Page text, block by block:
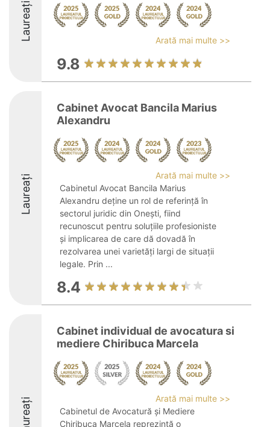
Laureați Arată mai multe >>
9.8
Laureați
Cabinet Avocat Bancila Marius
Alexandru
Arată mai multe >>
Cabinetul Avocat Bancila Marius
Alexandru deține un rol de referință în
sectorul juridic din Onești, fiind
recunoscut pentru soluțiile profesioniste
și implicarea de care dă dovadă în
rezolvarea unei varietăți largi de situații
legale. Prin ...
8.4
Laureați
Cabinet individual de avocatura si
mediere Chiribuca Marcela
Arată mai multe >>
Cabinetul de Avocatură și Mediere
Chiribuca Marcela reprezintă o